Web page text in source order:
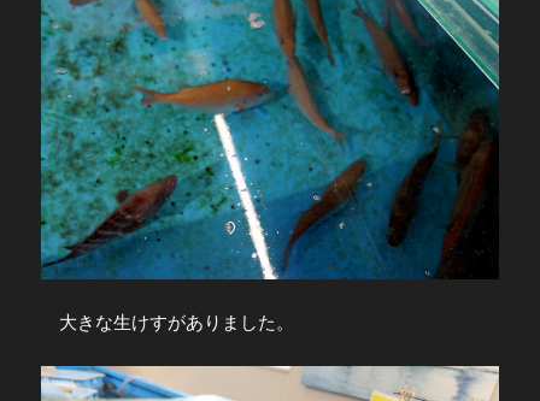
大きな生けすがありました。